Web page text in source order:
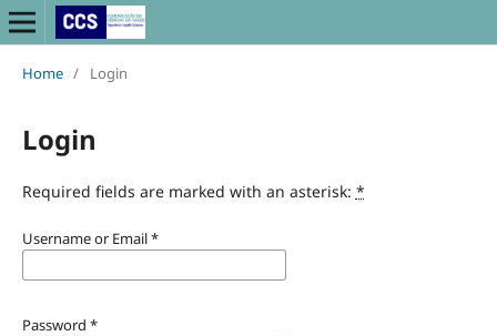
Home / Login
Login
Required fields are marked with an asterisk: *
Username or Email*
Password *